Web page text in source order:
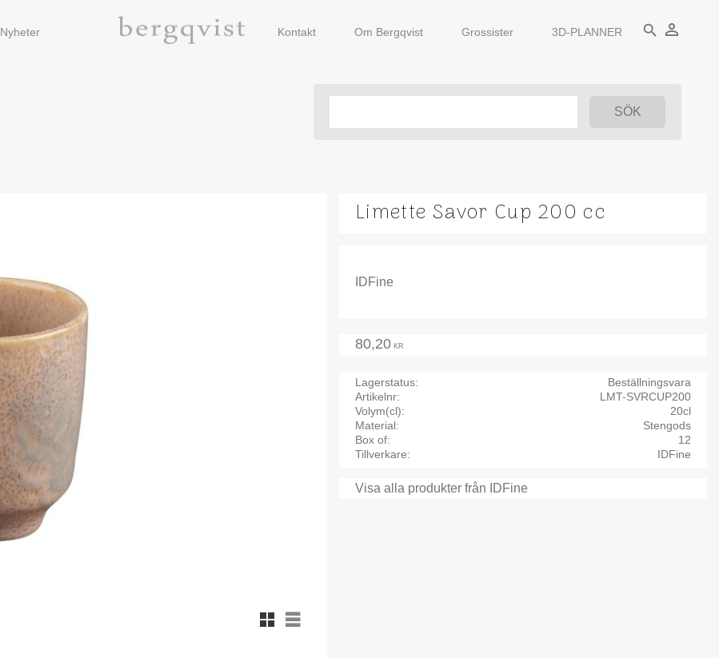
Nyheter Kontakt Om Bergqvist Grossister 3D-PLANNER search person_outline
Limette Savor Cup 200 cc
IDFine
Rutnätsvy
Listvy
80,20 KR
Lagerstatus
Beställningsvara
Artikelnr
LMT-SVRCUP200
Volym(cl)
20cl
Material
Stengods
Box of
12
Tillverkare
IDFine
Visa alla produkter från IDFine